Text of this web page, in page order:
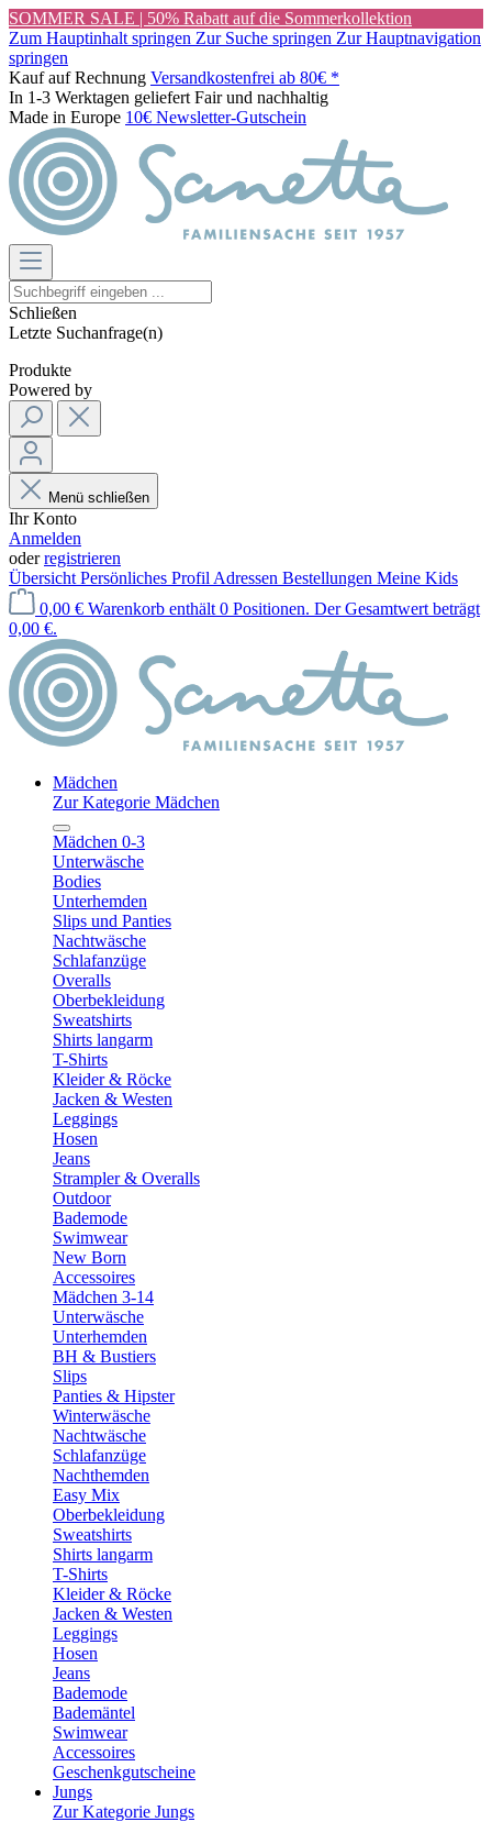
SOMMER SALE | 50% Rabatt auf die Sommerkollektion
Zum Hauptinhalt springen Zur Suche springen Zur Hauptnavigation
springen
Kauf auf Rechnung Versandkostenfrei ab 80€ *
In 1-3 Werktagen geliefert Fair und nachhaltig
Made in Europe 10€ Newsletter-Gutschein
Schließen
Letzte Suchanfrage(n)
Produkte
Powered by
Menü schließen
Ihr Konto
Anmelden
oderregistrieren
Übersicht Persönliches Profil Adressen Bestellungen Meine Kids
0,00 € Warenkorb enthält 0 Positionen. Der Gesamtwert beträgt
0,00 €.
Mädchen
Zur Kategorie Mädchen
Mädchen 0-3
Unterwäsche
Bodies
Unterhemden
Slips und Panties
Nachtwäsche
Schlafanzüge
Overalls
Oberbekleidung
Sweatshirts
Shirts langarm
T-Shirts
Kleider & Röcke
Jacken & Westen
Leggings
Hosen
Jeans
Strampler & Overalls
Outdoor
Bademode
Swimwear
New Born
Accessoires
Mädchen 3-14
Unterwäsche
Unterhemden
BH & Bustiers
Slips
Panties & Hipster
Winterwäsche
Nachtwäsche
Schlafanzüge
Nachthemden
Easy Mix
Oberbekleidung
Sweatshirts
Shirts langarm
T-Shirts
Kleider & Röcke
Jacken & Westen
Leggings
Hosen
Jeans
Bademode
Bademäntel
Swimwear
Accessoires
Geschenkgutscheine
Jungs
Zur Kategorie Jungs